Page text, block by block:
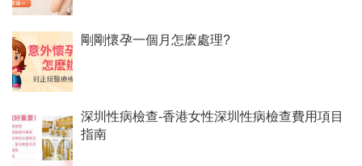
剛剛懷孕一個月怎麽處理?
深圳性病檢查-香港女性深圳性病檢查費用項目
指南